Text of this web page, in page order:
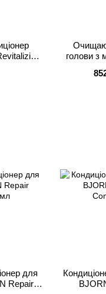
голови з
для
Repair